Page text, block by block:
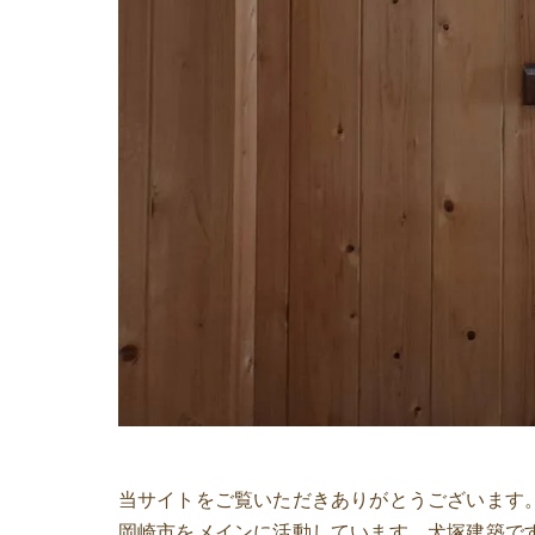
当サイトをご覧いただきありがとうございます